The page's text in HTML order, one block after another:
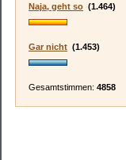
Naja, geht so (1.464)
Gar nicht (1.453)
Gesamtstimmen: 4858